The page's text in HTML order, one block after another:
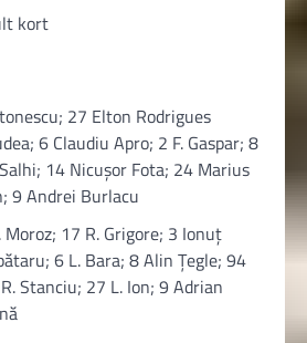
kort
27 Elton Rodrigues
6 Claudiu Apro; 2 F. Gaspar; 8
14 Nicușor Fota; 24 Marius
9 Andrei Burlacu
Moroz; 17 R. Grigore; 3 Ionuț
6 L. Bara; 8 Alin Țegle; 94
Stanciu; 27 L. Ion; 9 Adrian